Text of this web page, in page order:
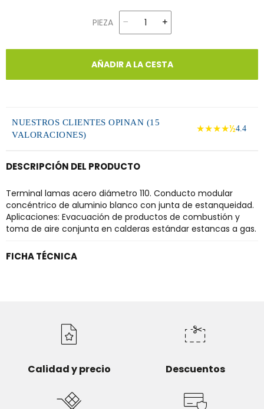
PIEZA
AÑADIR A LA CESTA
NUESTROS CLIENTES OPINAN (15
VALORACIONES)
★★★★½4.4
DESCRIPCIÓN DEL PRODUCTO
Terminal lamas acero diámetro 110. Conducto modular
concéntrico de aluminio blanco con junta de estanqueidad.
Aplicaciones: Evacuación de productos de combustión y
toma de aire conjunta en calderas estándar estancas a gas.
FICHA TÉCNICA
Calidad y precio Descuentos